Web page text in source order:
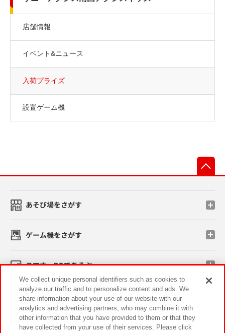
店舗情報
イベント&ニュース
入荷プライズ
設置ゲーム機
あそび場をさがす
ゲーム機をさがす
スマホ・PCであそぶ
イベント・キャンペーン
We collect unique personal identifiers such as cookies to
analyze our traffic and to personalize content and ads. We
share information about your use of our website with our
analytics and advertising partners, who may combine it with
other information that you have provided to them or that they
have collected from your use of their services. Please click